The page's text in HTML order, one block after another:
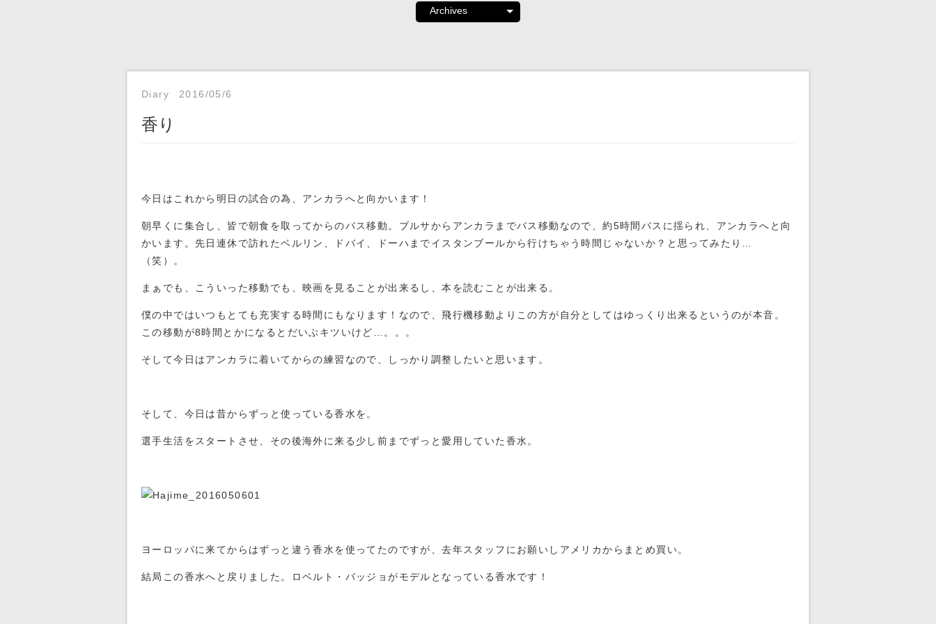
Diary 2016/05/6
香り
今日はこれから明日の試合の為、アンカラへと向かいます！
朝早くに集合し、皆で朝食を取ってからのバス移動。ブルサからアンカラまでバス移動なので、約5時間バスに揺られ、アンカラへと向
かいます。先日連休で訪れたベルリン、ドバイ、ドーハまでイスタンブールから行けちゃう時間じゃないか？と思ってみたり…
（笑）。
まぁでも、こういった移動でも、映画を見ることが出来るし、本を読むことが出来る。
僕の中ではいつもとても充実する時間にもなります！なので、飛行機移動よりこの方が自分としてはゆっくり出来るというのが本音。
この移動が8時間とかになるとだいぶキツいけど…。。。
そして今日はアンカラに着いてからの練習なので、しっかり調整したいと思います。
そして、今日は昔からずっと使っている香水を。
選手生活をスタートさせ、その後海外に来る少し前までずっと愛用していた香水。
ヨーロッパに来てからはずっと違う香水を使ってたのですが、去年スタッフにお願いしアメリカからまとめ買い。
結局この香水へと戻りました。ロベルト・バッジョがモデルとなっている香水です！